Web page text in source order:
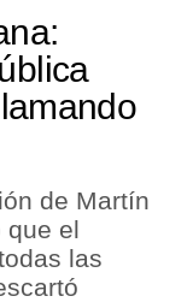
de Martín
que el
las